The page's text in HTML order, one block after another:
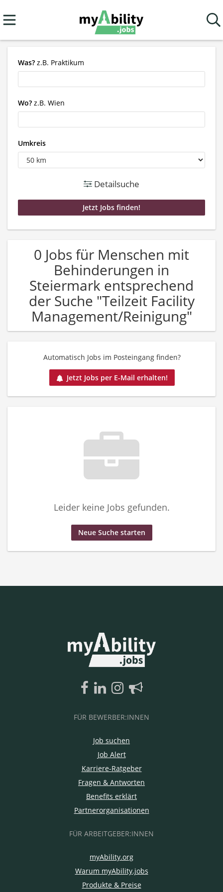
Was? z.B. Praktikum
Wo? z.B. Wien
Umkreis
Detailsuche
0 Jobs für Menschen mit
Behinderungen in
Steiermark entsprechend
der Suche "Teilzeit Facility
Management/Reinigung"
Automatisch Jobs im Posteingang finden?
Jetzt Jobs per E-Mail erhalten!
Leider keine Jobs gefunden.
Neue Suche starten
FÜR BEWERBER:INNEN
Job suchen
Job Alert
Karriere-Ratgeber
Fragen & Antworten
Benefits erklärt
Partnerorganisationen
FÜR ARBEITGEBER:INNEN
myAbility.org
Warum myAbility.jobs
Produkte & Preise